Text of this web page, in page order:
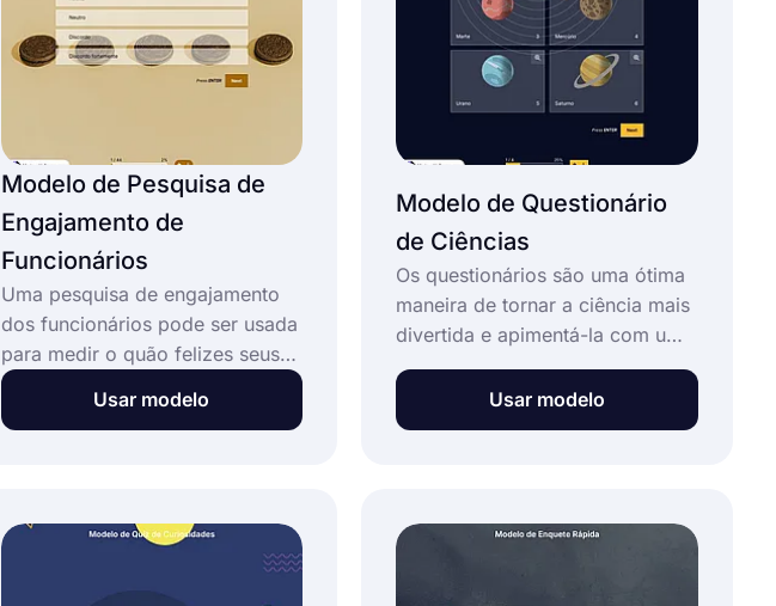
de pesquisa de satisfação do
cliente do forms.app e melhore a
experiência do cliente
rapidamente !
Modelo de Pesquisa de
Engajamento de
Funcionários
Uma pesquisa de engajamento
dos funcionários pode ser usada
para medir o quão felizes seus
funcionários se sentem em sua
empresa. Ao saber o valor que
Este modelo gratuito de
funcionário fornecerá todas as
Usar modelo
Modelo de Questionário
de Ciências
Os questionários são uma ótima
maneira de tornar a ciência mais
divertida e apimentá-la com um
pouco de competição. Com este
modelo de questionário de
ciências gratuito, crie testes
conhecimentos gerais.
Usar modelo